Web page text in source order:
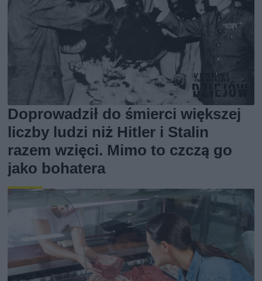
Doprowadził do śmierci większej
liczby ludzi niż Hitler i Stalin
razem wzięci. Mimo to czczą go
jako bohatera